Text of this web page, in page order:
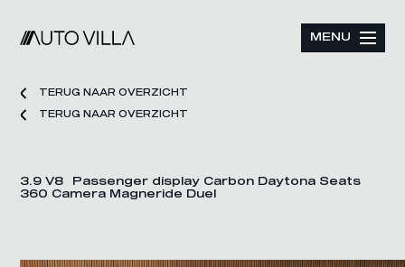
MENU
TERUG NAAR OVERZICHT
TERUG NAAR OVERZICHT
3.9 V8 Passenger display Carbon Daytona Seats
360 Camera Magneride Duel